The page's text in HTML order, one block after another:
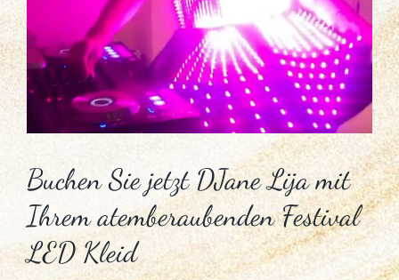
Buchen Sie jetzt DJane Lija mit
Ihrem atemberaubenden Festival
LED Kleid